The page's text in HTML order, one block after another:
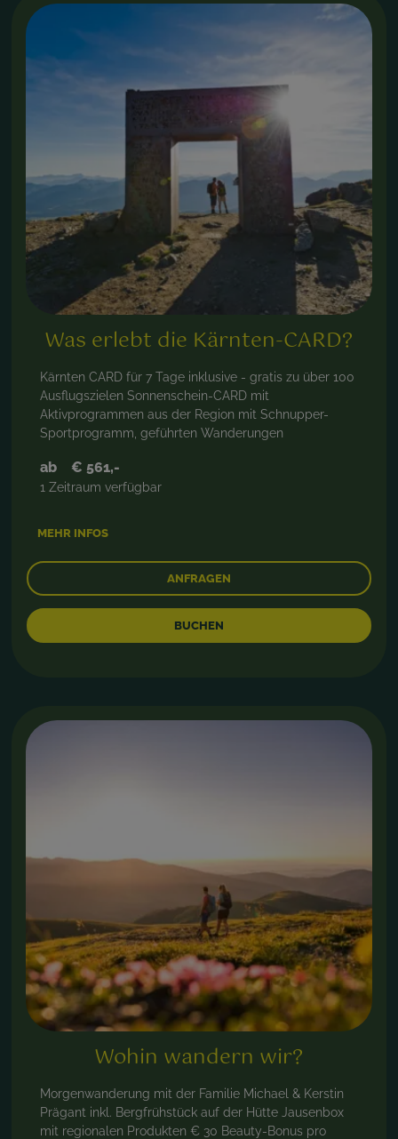
Was erlebt die Kärnten-CARD?
Kärnten CARD für 7 Tage inklusive - gratis zu über 100
Ausflugszielen Sonnenschein-CARD mit
Aktivprogrammen aus der Region mit Schnupper-
Sportprogramm, geführten Wanderungen
ab € 561,-
1 Zeitraum verfügbar
MEHR INFOS
ANFRAGEN
BUCHEN
Wohin wandern wir?
Morgenwanderung mit der Familie Michael & Kerstin
Prägant inkl. Bergfrühstück auf der Hütte Jausenbox
mit regionalen Produkten € 30 Beauty-Bonus pro